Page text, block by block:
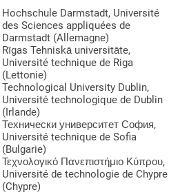
Hochschule Darmstadt, Université
des Sciences appliquées de
Darmstadt (Allemagne)
Rīgas Tehniskā universitāte,
Université technique de Riga
(Lettonie)
Technological University Dublin,
Université technologique de Dublin
(Irlande)
Технически университет София,
Université technique de Sofia
(Bulgarie)
Τεχνολογικό Πανεπιστήμιο Κύπρου,
Université de technologie de Chypre
(Chypre)